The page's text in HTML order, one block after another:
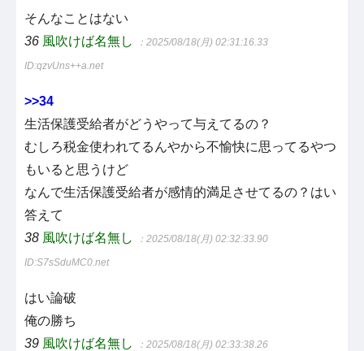
そんなことはない
36 風吹けば名無し ：2025/08/18(月) 02:31:16.33
ID:qzvUns++a.net
>>34
生活保護受給者がどうやって与えてるの？
むしろ税金使われてるんやから不愉快に思ってるやつ
もいると思うけど
なんで生活保護受給者が感情的満足させてるの？はい
答えて
38 風吹けば名無し ：2025/08/18(月) 02:32:33.90
ID:S7sSduMC0.net
はい論破
俺の勝ち
39 風吹けば名無し ：2025/08/18(月) 02:33:38.26